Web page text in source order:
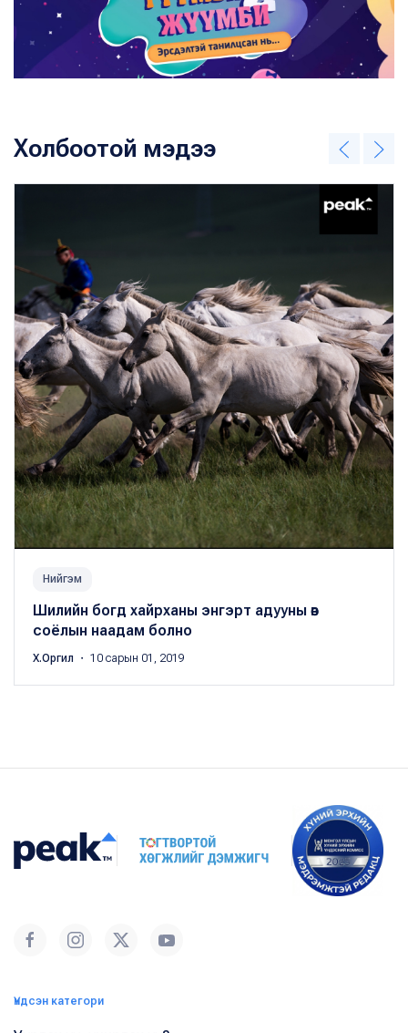
Холбоотой мэдээ
Нийгэм
Шилийн богд хайрханы энгэрт адууны өв
соёлын наадам болно
Х.Оргил ・ 10 сарын 01, 2019
Үндсэн категори